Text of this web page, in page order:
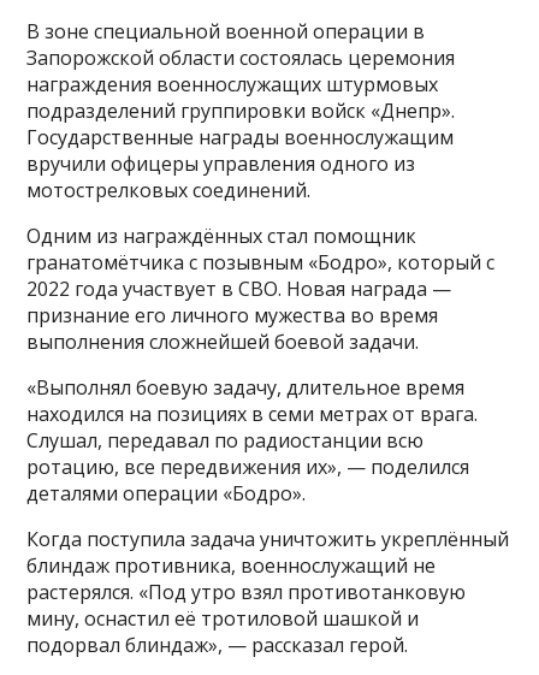
В зоне специальной военной операции в
Запорожской области состоялась церемония
награждения военнослужащих штурмовых
подразделений группировки войск «Днепр».
Государственные награды военнослужащим
вручили офицеры управления одного из
мотострелковых соединений.
Одним из награждённых стал помощник
гранатомётчика с позывным «Бодро», который с
2022 года участвует в СВО. Новая награда —
признание его личного мужества во время
выполнения сложнейшей боевой задачи.
«Выполнял боевую задачу, длительное время
находился на позициях в семи метрах от врага.
Слушал, передавал по радиостанции всю
ротацию, все передвижения их», — поделился
деталями операции «Бодро».
Когда поступила задача уничтожить укреплённый
блиндаж противника, военнослужащий не
растерялся. «Под утро взял противотанковую
мину, оснастил её тротиловой шашкой и
подорвал блиндаж», — рассказал герой.